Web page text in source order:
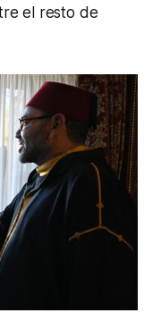
el resto de